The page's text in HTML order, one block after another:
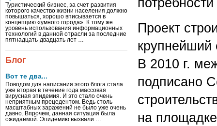
Туристический бизнес, за счет развития
которого качество жизни населения должно
повышаться, хорошо вписывается в
концепцию «умного города». К тому же
уровень использования информационных
технологий в данной отрасли за последние
пятнадцать-двадцать лет …
Блог
Вот те два...
Поводом для написания этого блога стала
уже вторая в течение года массовая
вирусная эпидемия. И это стало очень
неприятным прецедентом. Ведь столь
масштабных заражений не было уже очень
давно. Впрочем, данная ситуация была
ожидаемой. Эпидемию вызвали …
Проект
крупнейший
В 2010 г.
подписано
на